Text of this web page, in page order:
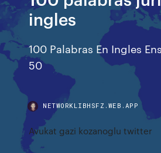
ingles
100 Palabras En Ingles
50
NETWORKLIBHSFZ.WEB.APP
Avukat gazi kozanoglu twitter